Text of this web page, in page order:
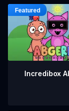
Incredibox